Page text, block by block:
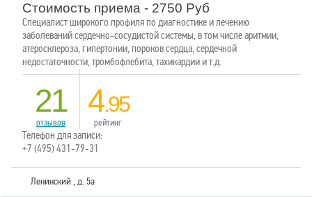
Стоимость приема - 2750 Руб
Специалист широкого профиля по диагностике и лечению
заболеваний сердечно-сосудистой системы, в том числе аритмии,
атеросклероза, гипертонии, пороков сердца, сердечной
недостаточности, тромбофлебита, тахикардии и т.д.
21
отзывов
4.95
рейтинг
Телефон для записи:
+7 (495) 431-79-31
Ленинский , д. 5а